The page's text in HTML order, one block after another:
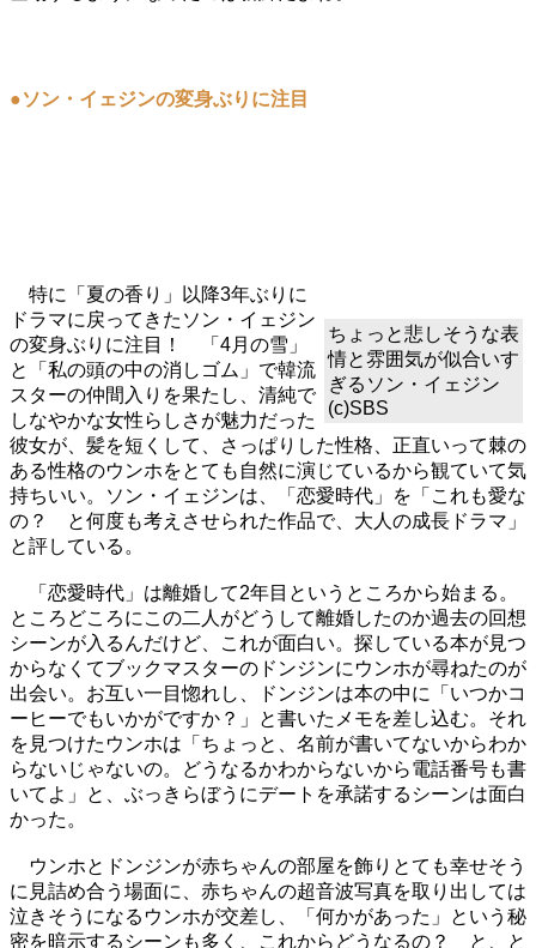
●ソン・イェジンの変身ぶりに注目
ちょっと悲しそうな表
情と雰囲気が似合いす
ぎるソン・イェジン
(c)SBS
特に「夏の香り」以降3年ぶりに
ドラマに戻ってきたソン・イェジン
の変身ぶりに注目！ 「4月の雪」
と「私の頭の中の消しゴム」で韓流
スターの仲間入りを果たし、清純で
しなやかな女性らしさが魅力だった
彼女が、髪を短くして、さっぱりした性格、正直いって棘の
ある性格のウンホをとても自然に演じているから観ていて気
持ちいい。ソン・イェジンは、「恋愛時代」を「これも愛な
の？ と何度も考えさせられた作品で、大人の成長ドラマ」
と評している。
「恋愛時代」は離婚して2年目というところから始まる。
ところどころにこの二人がどうして離婚したのか過去の回想
シーンが入るんだけど、これが面白い。探している本が見つ
からなくてブックマスターのドンジンにウンホが尋ねたのが
出会い。お互い一目惚れし、ドンジンは本の中に「いつかコ
ーヒーでもいかがですか？」と書いたメモを差し込む。それ
を見つけたウンホは「ちょっと、名前が書いてないからわか
らないじゃないの。どうなるかわからないから電話番号も書
いてよ」と、ぶっきらぼうにデートを承諾するシーンは面白
かった。
ウンホとドンジンが赤ちゃんの部屋を飾りとても幸せそう
に見詰め合う場面に、赤ちゃんの超音波写真を取り出しては
泣きそうになるウンホが交差し、「何かがあった」という秘
密を暗示するシーンも多く、これからどうなるの？ と、と